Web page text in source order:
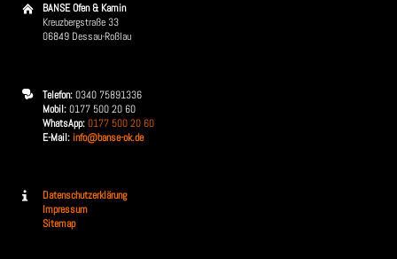
BANSE Ofen & Kamin
Kreuzbergstraße 33
06849 Dessau-Roßlau
Telefon:0340 75891336
Mobil:0177 500 20 60
WhatsApp:0177 500 20 60
E-Mail: info@banse-ok.de
Datenschutzerklärung
Impressum
Sitemap